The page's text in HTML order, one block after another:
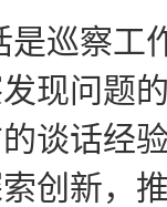
巡察工
现问题
谈话经
创新，